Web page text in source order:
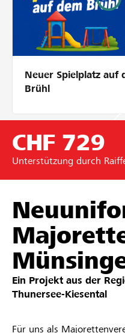
Unterstützen
Hilfe & Support
Partner /
Anmelden
DE FR IT
Neuer Spielplatz auf
Brühl
CHF 729
Unterstützung durch
Ein Projekt aus der
Thunersee-Kiesental​
Für uns als